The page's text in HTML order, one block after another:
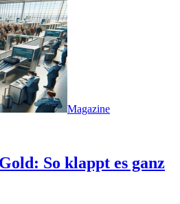
Magazine
So klappt es ganz